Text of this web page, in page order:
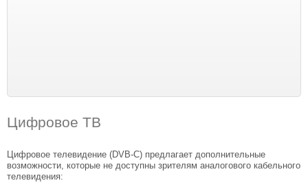
Цифровое ТВ
Цифровое телевидение (DVB-C) предлагает дополнительные
возможности, которые не доступны зрителям аналогового кабельного
телевидения: